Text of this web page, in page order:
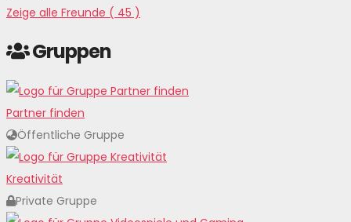
Zeige alle Freunde ( 45 )
Gruppen
Partner finden
Öffentliche Gruppe
Kreativität
Private Gruppe